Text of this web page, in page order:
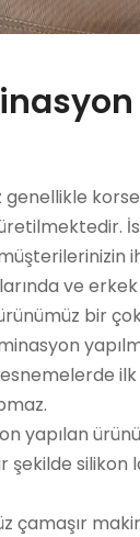
ve erkek
bir
yapılan
şekilde
çamaşır